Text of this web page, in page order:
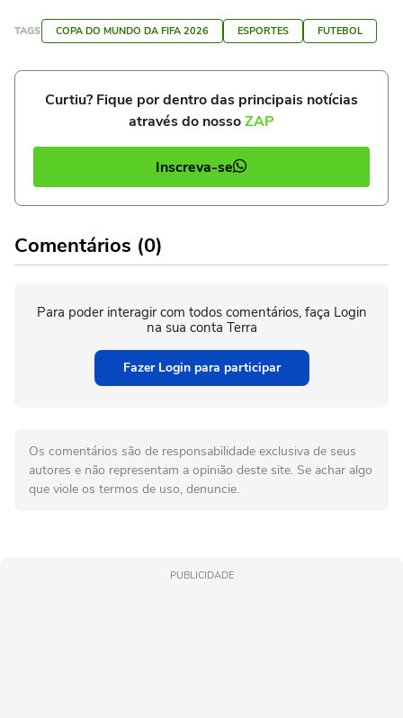
TAGS COPA DO MUNDO DA FIFA 2026 ESPORTES FUTEBOL
Curtiu? Fique por dentro das principais notícias
através do nossoZAP
Inscreva-se
Comentários (0)
Para poder interagir com todos comentários, faça Login
na sua conta Terra
Fazer Login para participar
Os comentários são de responsabilidade exclusiva de seus
autores e não representam a opinião deste site. Se achar algo
que viole os termos de uso, denuncie.
PUBLICIDADE